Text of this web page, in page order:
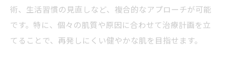
美容皮膚科で変わるセルフケア限界の乾燥
肌対策
セルフケアで限界を感じたら美容皮膚科へ
術、生活習慣の見直しなど、複合的なアプローチが可能
です。特に、個々の肌質や原因に合わせて治療計画を立
てることで、再発しにくい健やかな肌を目指せます。